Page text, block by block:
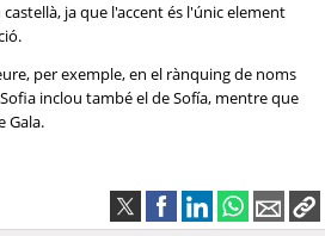
ja que l'accent és l'únic element
per exemple, en el rànquing de noms
inclou també el de Sofía, mentre que
Gala.